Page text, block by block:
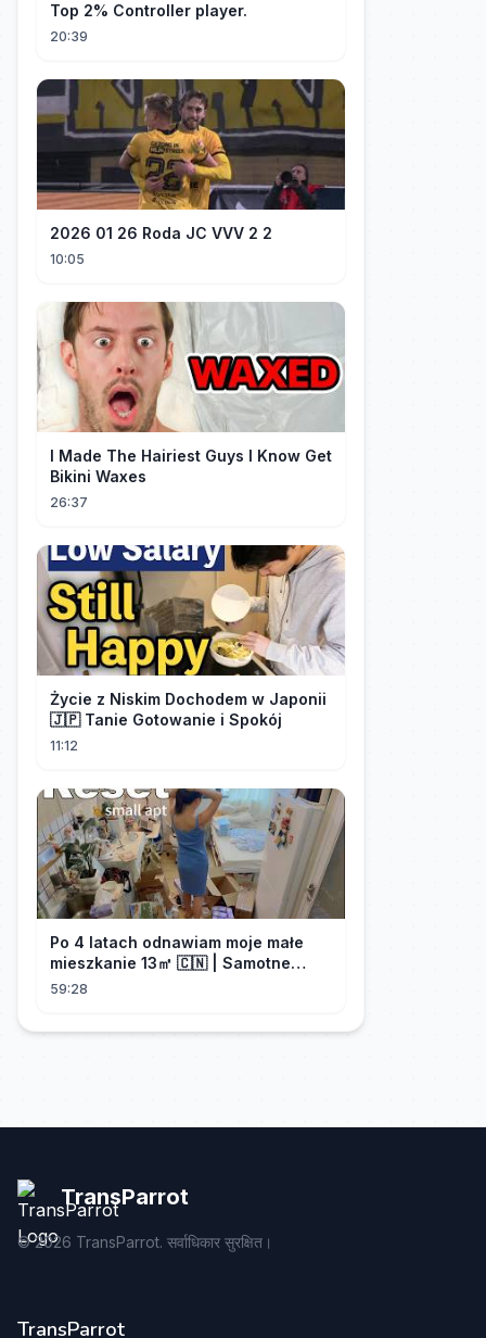
Top 2% Controller player.
20:39
2026 01 26 Roda JC VVV 2 2
10:05
I Made The Hairiest Guys I Know Get
Bikini Waxes
26:37
Życie z Niskim Dochodem w Japonii
🇯🇵 Tanie Gotowanie i Spokój
11:12
Po 4 latach odnawiam moje małe
mieszkanie 13㎡ 🇨🇳 | Samotne
życie w Chinach
59:28
TransParrot
©2026 TransParrot. सर्वाधिकार सुरक्षित।
TransParrot